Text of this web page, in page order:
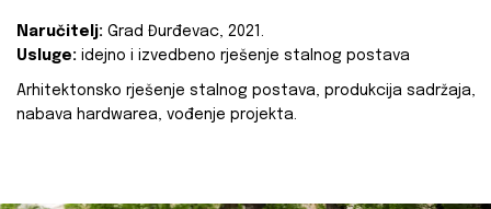
Naručitelj: Grad Đurđevac, 2021.
Usluge: idejno i izvedbeno rješenje stalnog postava
Arhitektonsko rješenje stalnog postava, produkcija sadržaja,
nabava hardwarea, vođenje projekta.